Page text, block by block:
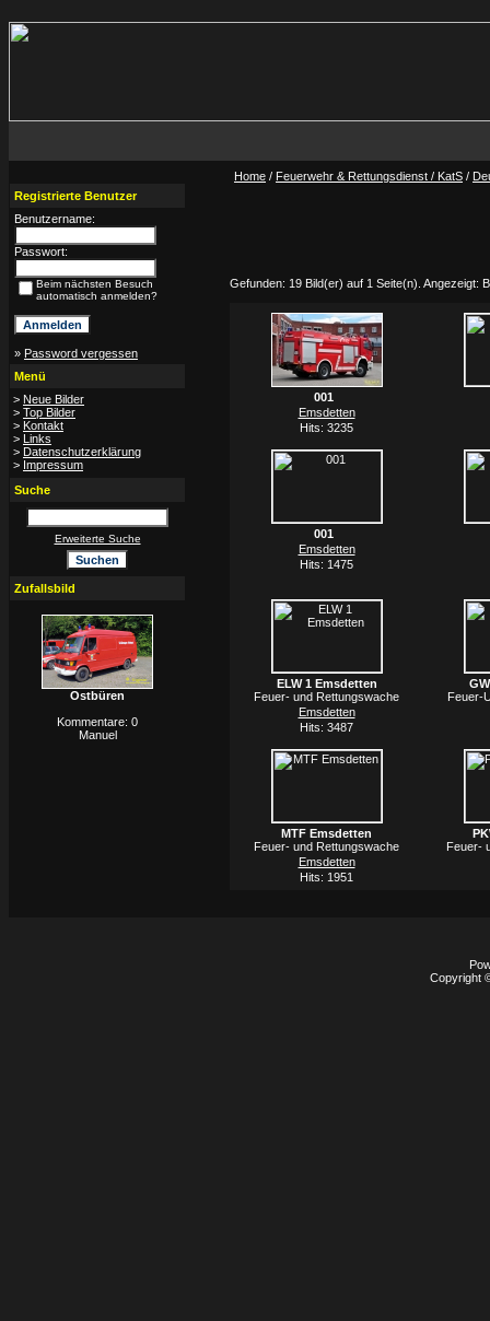
Registrierte Benutzer
Benutzername:
Passwort:
Beim nächsten Besuch
automatisch anmelden?
» Password vergessen
Menü
> Neue Bilder
> Top Bilder
> Kontakt
> Links
> Datenschutzerklärung
> Impressum
Suche
Erweiterte Suche
Zufallsbild
Ostbüren
Kommentare: 0
Manuel
Home / Feuerwehr & Rettungsdienst / KatS /
Gefunden: 19 Bild(er) auf 1 Seite(n). Angezeigt:
001
Emsdetten
Hits: 3235
001
Emsdetten
Hits: 1475
ELW 1 Emsdetten
Feuer- und Rettungswache
Emsdetten
Hits: 3487
Feuer-
MTF Emsdetten
Feuer- und Rettungswache
Emsdetten
Hits: 1951
Feuer-
Copyright